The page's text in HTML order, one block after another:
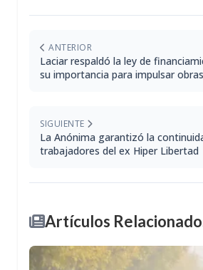
ANTERIOR
Laciar respaldó la ley de
su importancia para impulsar
SIGUIENTE
La Anónima garantizó la
trabajadores del ex Hiper Libertad
Artículos